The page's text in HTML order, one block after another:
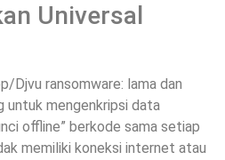
Universal
Djvu ransomware: lama dan
untuk mengenkripsi data
offline” berkode sama setiap
memiliki koneksi internet atau